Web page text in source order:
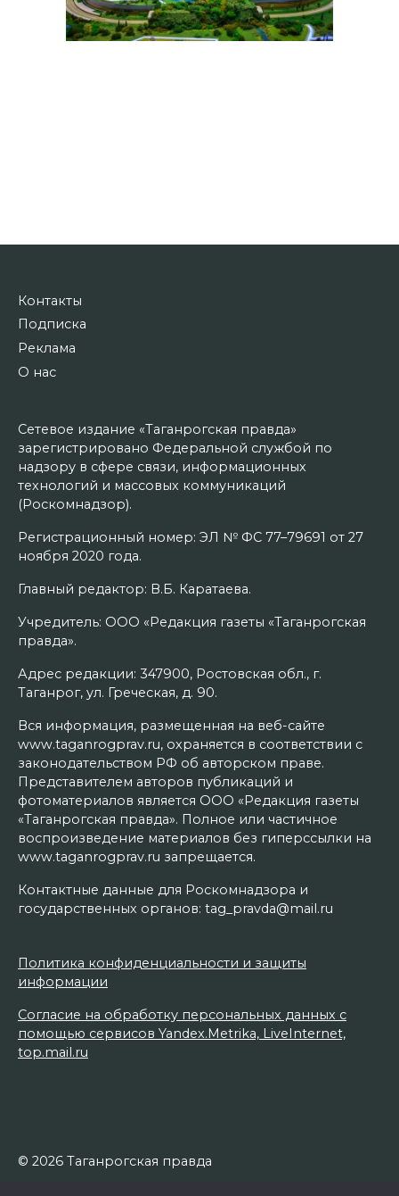
Контакты
Подписка
Реклама
О нас
Сетевое издание «Таганрогская правда»
зарегистрировано Федеральной службой по
надзору в сфере связи, информационных
технологий и массовых коммуникаций
(Роскомнадзор).
Регистрационный номер: ЭЛ № ФС 77–79691 от 27
ноября 2020 года.
Главный редактор: В.Б. Каратаева.
Учредитель: ООО «Редакция газеты «Таганрогская
правда».
Адрес редакции: 347900, Ростовская обл., г.
Таганрог, ул. Греческая, д. 90.
Вся информация, размещенная на веб-сайте
www.taganrogprav.ru, охраняется в соответствии с
законодательством РФ об авторском праве.
Представителем авторов публикаций и
фотоматериалов является ООО «Редакция газеты
«Таганрогская правда». Полное или частичное
воспроизведение материалов без гиперссылки на
www.taganrogprav.ru запрещается.
Контактные данные для Роскомнадзора и
государственных органов: tag_pravda@mail.ru
Политика конфиденциальности и защиты
информации
Согласие на обработку персональных данных с
помощью сервисов Yandex.Metrika, LiveInternet,
top.mail.ru
© 2026 Таганрогская правда